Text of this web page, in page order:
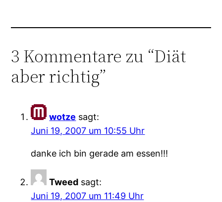
3 Kommentare zu “Diät
aber richtig”
wotze sagt:
Juni 19, 2007 um 10:55 Uhr
danke ich bin gerade am essen!!!
Tweed sagt:
Juni 19, 2007 um 11:49 Uhr